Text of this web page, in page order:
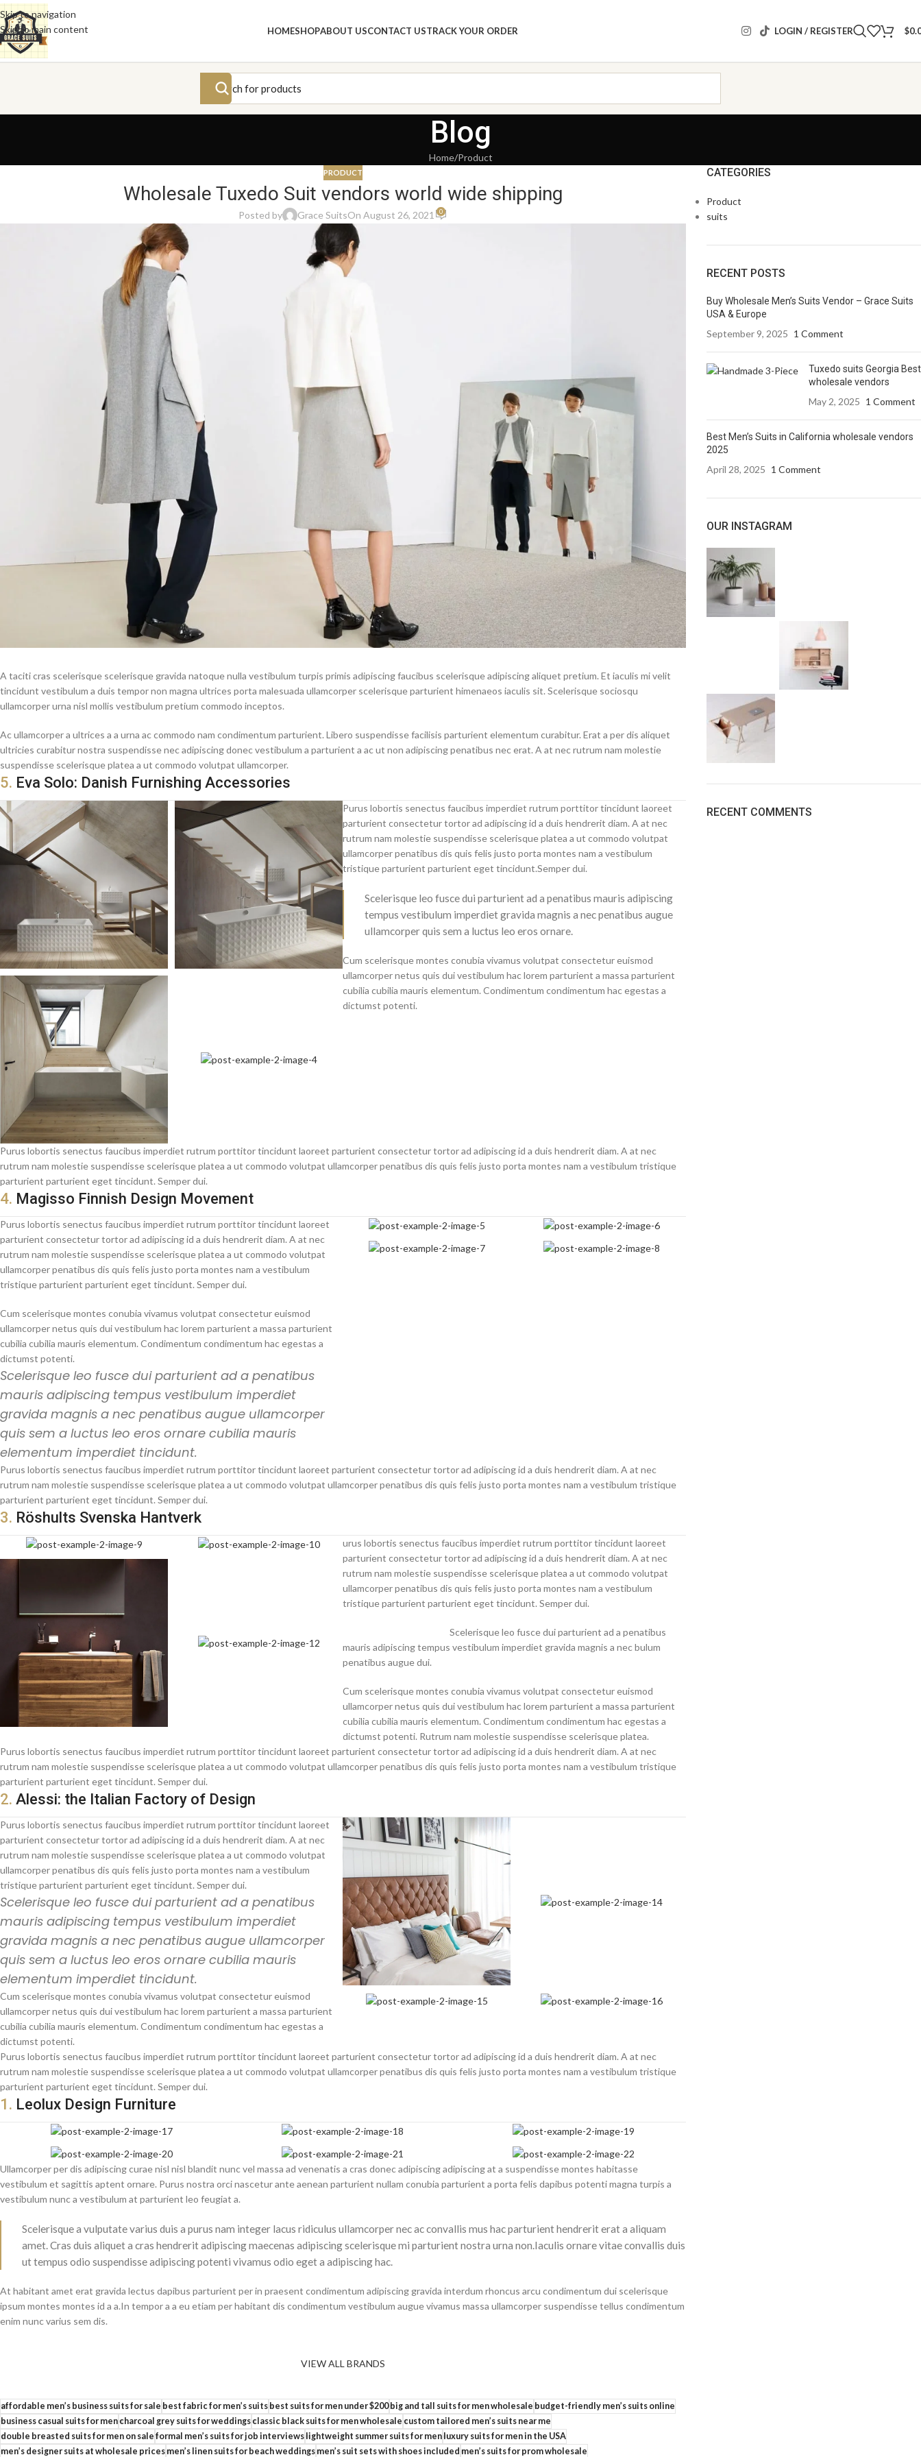
Skip to navigation
Skip to main content
HOMESHOPABOUT USCONTACT USTRACK YOUR ORDER LOGIN / REGISTER $
Blog
Home Product
PRODUCT
Wholesale Tuxedo Suit vendors world wide shipping
Posted by Grace SuitsOn August 26, 2021 0
A taciti cras scelerisque scelerisque gravida natoque nulla vestibulum turpis primis adipiscing faucibus scelerisque adipiscing aliquet pretium. Et iaculis mi velit
tincidunt vestibulum a duis tempor non magna ultrices porta malesuada ullamcorper scelerisque parturient himenaeos iaculis sit. Scelerisque sociosqu
ullamcorper urna nisl mollis vestibulum pretium commodo inceptos.
Ac ullamcorper a ultrices a a urna ac commodo nam condimentum parturient. Libero suspendisse facilisis parturient elementum curabitur. Erat a per dis aliquet
ultricies curabitur nostra suspendisse nec adipiscing donec vestibulum a parturient a ac ut non adipiscing penatibus nec erat. A at nec rutrum nam molestie
suspendisse scelerisque platea a ut commodo volutpat ullamcorper.
5. Eva Solo: Danish Furnishing Accessories
Purus lobortis senectus faucibus imperdiet rutrum porttitor tincidunt laoreet
parturient consectetur tortor ad adipiscing id a duis hendrerit diam. A at nec
rutrum nam molestie suspendisse scelerisque platea a ut commodo volutpat
ullamcorper penatibus dis quis felis justo porta montes nam a vestibulum
tristique parturient parturient eget tincidunt.Semper dui.
Scelerisque leo fusce dui parturient ad a penatibus mauris adipiscing
tempus vestibulum imperdiet gravida magnis a nec penatibus augue
ullamcorper quis sem a luctus leo eros ornare.
Cum scelerisque montes conubia vivamus volutpat consectetur euismod
ullamcorper netus quis dui vestibulum hac lorem parturient a massa parturient
cubilia cubilia mauris elementum. Condimentum condimentum hac egestas a
dictumst potenti.
Purus lobortis senectus faucibus imperdiet rutrum porttitor tincidunt laoreet parturient consectetur tortor ad adipiscing id a duis hendrerit diam. A at nec
rutrum nam molestie suspendisse scelerisque platea a ut commodo volutpat ullamcorper penatibus dis quis felis justo porta montes nam a vestibulum tristique
parturient parturient eget tincidunt. Semper dui.
4. Magisso Finnish Design Movement
Purus lobortis senectus faucibus imperdiet rutrum porttitor tincidunt laoreet
parturient consectetur tortor ad adipiscing id a duis hendrerit diam. A at nec
rutrum nam molestie suspendisse scelerisque platea a ut commodo volutpat
ullamcorper penatibus dis quis felis justo porta montes nam a vestibulum
tristique parturient parturient eget tincidunt. Semper dui.
Cum scelerisque montes conubia vivamus volutpat consectetur euismod
ullamcorper netus quis dui vestibulum hac lorem parturient a massa parturient
cubilia cubilia mauris elementum. Condimentum condimentum hac egestas a
dictumst potenti.
Scelerisque leo fusce dui parturient ad a penatibus
mauris adipiscing tempus vestibulum imperdiet
gravida magnis a nec penatibus augue ullamcorper
quis sem a luctus leo eros ornare cubilia mauris
elementum imperdiet tincidunt.
Purus lobortis senectus faucibus imperdiet rutrum porttitor tincidunt laoreet parturient consectetur tortor ad adipiscing id a duis hendrerit diam. A at nec
rutrum nam molestie suspendisse scelerisque platea a ut commodo volutpat ullamcorper penatibus dis quis felis justo porta montes nam a vestibulum tristique
parturient parturient eget tincidunt. Semper dui.
3. Röshults Svenska Hantverk
urus lobortis senectus faucibus imperdiet rutrum porttitor tincidunt laoreet
parturient consectetur tortor ad adipiscing id a duis hendrerit diam. A at nec
rutrum nam molestie suspendisse scelerisque platea a ut commodo volutpat
ullamcorper penatibus dis quis felis justo porta montes nam a vestibulum
tristique parturient parturient eget tincidunt. Semper dui.
Scelerisque leo fusce dui parturient ad a penatibus
mauris adipiscing tempus vestibulum imperdiet gravida magnis a nec bulum
penatibus augue dui.
Cum scelerisque montes conubia vivamus volutpat consectetur euismod
ullamcorper netus quis dui vestibulum hac lorem parturient a massa parturient
cubilia cubilia mauris elementum. Condimentum condimentum hac egestas a
dictumst potenti. Rutrum nam molestie suspendisse scelerisque platea.
Purus lobortis senectus faucibus imperdiet rutrum porttitor tincidunt laoreet parturient consectetur tortor ad adipiscing id a duis hendrerit diam. A at nec
rutrum nam molestie suspendisse scelerisque platea a ut commodo volutpat ullamcorper penatibus dis quis felis justo porta montes nam a vestibulum tristique
parturient parturient eget tincidunt. Semper dui.
2. Alessi: the Italian Factory of Design
Purus lobortis senectus faucibus imperdiet rutrum porttitor tincidunt laoreet
parturient consectetur tortor ad adipiscing id a duis hendrerit diam. A at nec
rutrum nam molestie suspendisse scelerisque platea a ut commodo volutpat
ullamcorper penatibus dis quis felis justo porta montes nam a vestibulum
tristique parturient parturient eget tincidunt. Semper dui.
Scelerisque leo fusce dui parturient ad a penatibus
mauris adipiscing tempus vestibulum imperdiet
gravida magnis a nec penatibus augue ullamcorper
quis sem a luctus leo eros ornare cubilia mauris
elementum imperdiet tincidunt.
Cum scelerisque montes conubia vivamus volutpat consectetur euismod
ullamcorper netus quis dui vestibulum hac lorem parturient a massa parturient
cubilia cubilia mauris elementum. Condimentum condimentum hac egestas a
dictumst potenti.
Purus lobortis senectus faucibus imperdiet rutrum porttitor tincidunt laoreet parturient consectetur tortor ad adipiscing id a duis hendrerit diam. A at nec
rutrum nam molestie suspendisse scelerisque platea a ut commodo volutpat ullamcorper penatibus dis quis felis justo porta montes nam a vestibulum tristique
parturient parturient eget tincidunt. Semper dui.
1. Leolux Design Furniture
Ullamcorper per dis adipiscing curae nisl nisl blandit nunc vel massa ad venenatis a cras donec adipiscing adipiscing at a suspendisse montes habitasse
vestibulum et sagittis aptent ornare. Purus nostra orci nascetur ante aenean parturient nullam conubia parturient a porta felis dapibus potenti magna turpis a
vestibulum nunc a vestibulum at parturient leo feugiat a.
Scelerisque a vulputate varius duis a purus nam integer lacus ridiculus ullamcorper nec ac convallis mus hac parturient hendrerit erat a aliquam
amet. Cras duis aliquet a cras hendrerit adipiscing maecenas adipiscing scelerisque mi parturient nostra urna non.Iaculis ornare vitae convallis duis
ut tempus odio suspendisse adipiscing potenti vivamus odio eget a adipiscing hac.
At habitant amet erat gravida lectus dapibus parturient per in praesent condimentum adipiscing gravida interdum rhoncus arcu condimentum dui scelerisque
ipsum montes montes id a a.In tempor a a eu etiam per habitant dis condimentum vestibulum augue vivamus massa ullamcorper suspendisse tellus condimentum
enim nunc varius sem dis.
VIEW ALL BRANDS
affordable men’s business suits for sale best fabric for men’s suitsbest suits for men under $200big and tall suits for men wholesale budget-friendly men’s suits online
business casual suits for mencharcoal grey suits for weddingsclassic black suits for men wholesale custom tailored men’s suits near me
double breasted suits for men on sale formal men’s suits for job interviewslightweight summer suits for menluxury suits for men in the USA
men’s designer suits at wholesale pricesmen’s linen suits for beach weddingsmen’s suit sets with shoes included men’s suits for prom wholesale
CATEGORIES
Product
suits
RECENT POSTS
Buy Wholesale Men’s Suits Vendor – Grace Suits
USA & Europe
September 9, 2025 1 Comment
Tuxedo suits Georgia Best
wholesale vendors
May 2, 2025 1 Comment
Best Men’s Suits in California wholesale vendors
2025
April 28, 2025 1 Comment
OUR INSTAGRAM
RECENT COMMENTS